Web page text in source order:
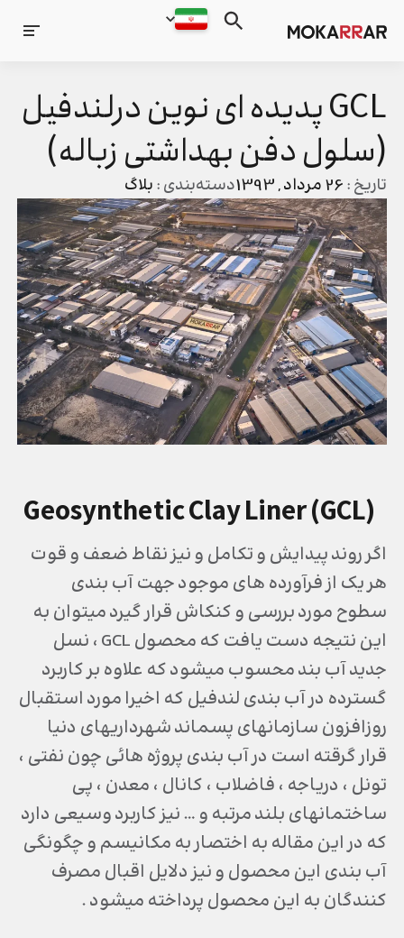
GCL پدیده ای نوین درلندفیل
(سلول دفن بهداشتی زباله)
تاریخ :26 مرداد , 1393 دسته‌بندی :بلاگ
(Geosynthetic Clay Liner (GCL
اگر روند پیدایش و تکامل و نیز نقاط ضعف و قوت
هر یک از فرآورده های موجود جهت آب بندی
سطوح مورد بررسی و کنکاش قرار گیرد میتوان به
این نتیجه دست یافت که محصول GCL ، نسل
جدید آب بند محسوب میشود که علاوه بر کاربرد
گسترده در آب بندی لندفیل که اخیرا مورد استقبال
روزافزون سازمانهای پسماند شهرداریهای دنیا
قرار گرقته است در آب بندی پروژه هائی چون نفتی ،
تونل ، دریاجه ، فاضلاب ، کانال ، معدن ، پی
ساختمانهای بلند مرتبه و … نیز کاربرد وسیعی دارد
که در این مقاله به اختصار به مکانیسم و چگونگی
آب بندی این محصول و نیز دلایل اقبال مصرف
کنندگان به این محصول پرداخته میشود .